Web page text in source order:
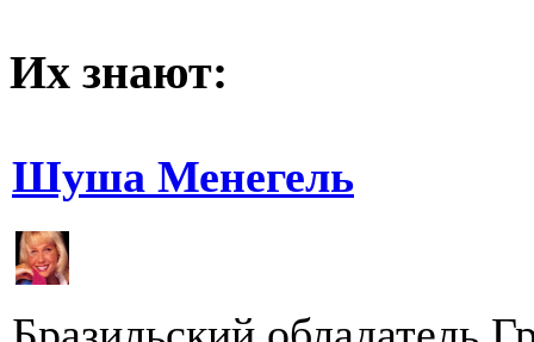
Их знают:
Шуша Менегель